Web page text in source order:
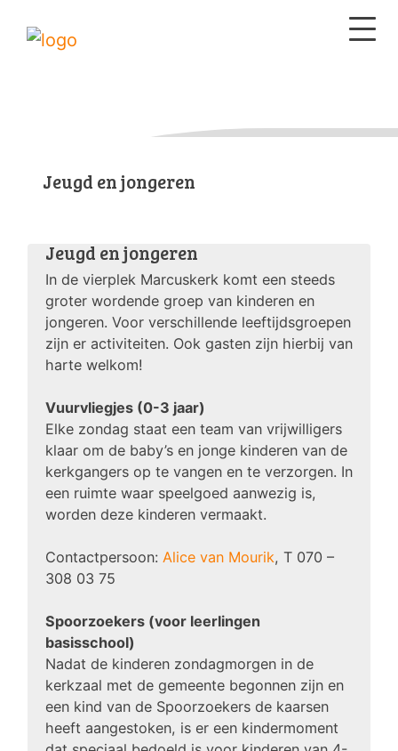
Jeugd en jongeren
Jeugd en jongeren
In de vierplek Marcuskerk komt een steeds
groter wordende groep van kinderen en
jongeren. Voor verschillende leeftijdsgroepen
zijn er activiteiten. Ook gasten zijn hierbij van
harte welkom!
Vuurvliegjes (0-3 jaar)
Elke zondag staat een team van vrijwilligers
klaar om de baby’s en jonge kinderen van de
kerkgangers op te vangen en te verzorgen. In
een ruimte waar speelgoed aanwezig is,
worden deze kinderen vermaakt.
Contactpersoon: Alice van Mourik, T 070 –
308 03 75
Spoorzoekers (voor leerlingen
basisschool)
Nadat de kinderen zondagmorgen in de
kerkzaal met de gemeente begonnen zijn en
een kind van de Spoorzoekers de kaarsen
heeft aangestoken, is er een kindermoment